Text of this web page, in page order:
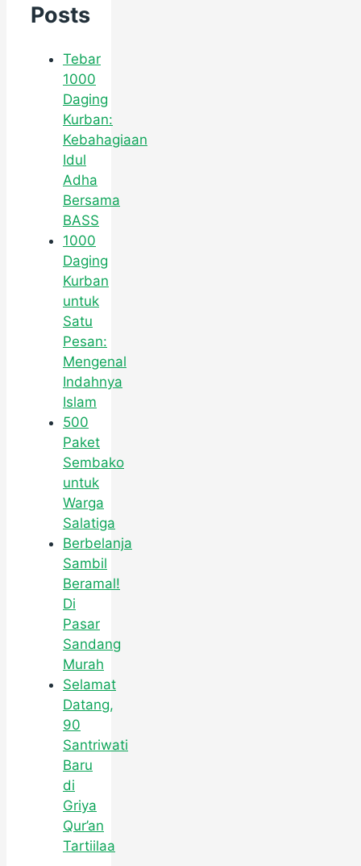
Posts
Tebar
1000
Daging
Kurban:
Kebahagiaan
Idul
Adha
Bersama
BASS
1000
Daging
Kurban
untuk
Satu
Pesan:
Mengenal
Indahnya
Islam
500
Paket
Sembako
untuk
Warga
Salatiga
Berbelanja
Sambil
Beramal!
Di
Pasar
Sandang
Murah
Selamat
Datang,
90
Santriwati
Baru
di
Griya
Qur’an
Tartiilaa